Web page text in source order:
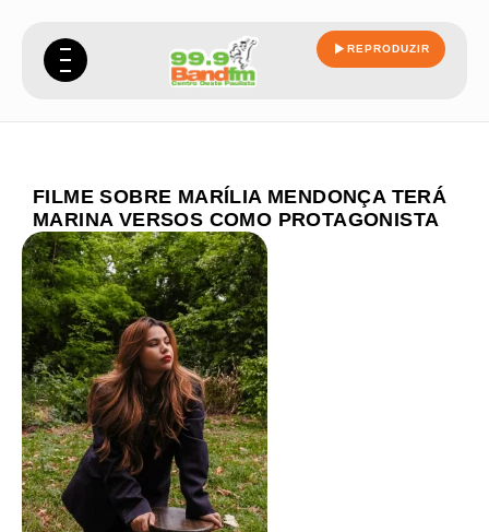
REPRODUZIR
FILME SOBRE MARÍLIA MENDONÇA TERÁ
MARINA VERSOS COMO PROTAGONISTA